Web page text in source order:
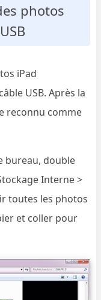
photos
iPad
USB. Après la
reconnu comme
bureau, double
Interne >
toutes les photos
et coller pour